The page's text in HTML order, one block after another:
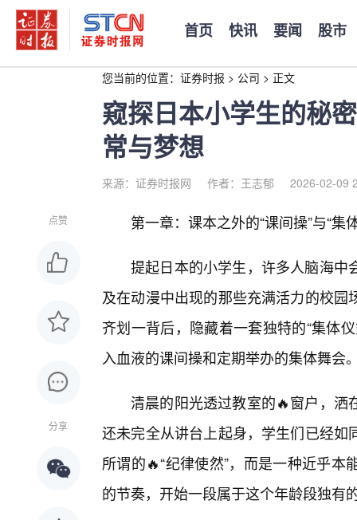
首页 快讯 要闻 股市
您当前的位置： 证券时报 > 公司 > 正文
窥探日本小学生的秘
常与梦想
来源：证券时报网 作者：王志郁 2026-02-09
点赞
分享
第一章：课本之外的“课间操”与“
提起日本的小学生，许多人脑海中
及在动漫中出现的那些充满活力的校
齐划一背后，隐藏着一套独特的“集体
入血液的课间操和定期举办的集体舞会
清晨的阳光透过教室的🔥窗户，洒
还未完全从讲台上起身，学生们已经
所谓的🔥“纪律使然”，而是一种近乎
的节奏，开始一段属于这个年龄段独有